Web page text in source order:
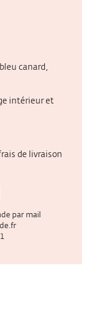
canard,
intérieur et
de livraison
par mail